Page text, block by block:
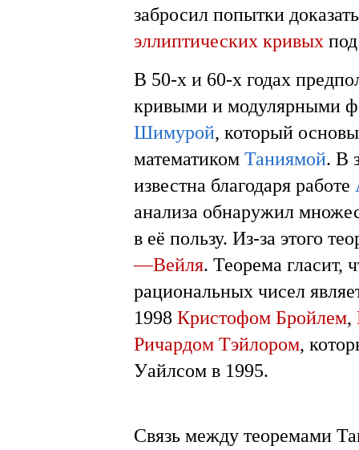
забросил попытки
эллиптических кривых
В 50-х и 60-х годах
кривыми и модулярными
Шимурой, который
математиком Таниямой. В
известна благодаря работе
анализа обнаружил
в её пользу. Из-за этого
—Вейля. Теорема гласит,
рациональных чисел
1998 Кристофом Бройлем,
Ричардом Тэйлором,
Уайлсом в 1995.
Связь между теоремами